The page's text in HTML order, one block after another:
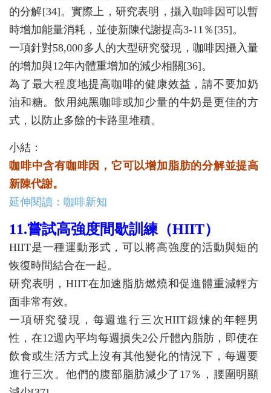
的分解[34]。實際上，研究表明，攝入咖啡因可以暫
時增加能量消耗，並使新陳代謝提高3-11％[35]。
一項針對58,000多人的大型研究發現，咖啡因攝入量
的增加與12年內體重增加的減少相關[36]。
為了最大程度地提高咖啡的健康效益，請不要加奶
油和糖。飲用純黑咖啡或加少量的牛奶是更佳的方
式，以防止多餘的卡路里堆積。
小結：
咖啡中含有咖啡因，它可以增加脂肪的分解並提高
新陳代謝。
延伸閱讀：咖啡新知
11.嘗試高強度間歇訓練（HIIT）
HIIT是一種運動形式，可以將高強度的活動與短的
恢復時間結合在一起。
研究表明，HIIT在加速脂肪燃燒和促進體重減輕方
面非常有效。
一項研究發現，每週進行三次HIIT鍛煉的年輕男
性，在12週內平均每週損失2公斤體內脂肪，即使在
飲食或生活方式上沒有其他變化的情況下，每週要
進行三次。他們的腹部脂肪減少了17％，腰圍明顯